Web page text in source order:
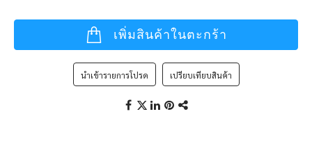
เพิ่มสินค้าในตะกร้า
นำเข้ารายการโปรด เปรียบเทียบสินค้า